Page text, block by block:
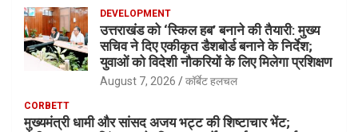
DEVELOPMENT
उत्तराखंड को ‘स्किल हब’ बनाने की तैयारी: मुख्य
सचिव ने दिए एकीकृत डैशबोर्ड बनाने के निर्देश;
युवाओं को विदेशी नौकरियों के लिए मिलेगा प्रशिक्षण
August 7, 2026 कॉर्बेट हलचल
CORBETT
मुख्यमंत्री धामी और सांसद अजय भट्ट की शिष्टाचार भेंट;